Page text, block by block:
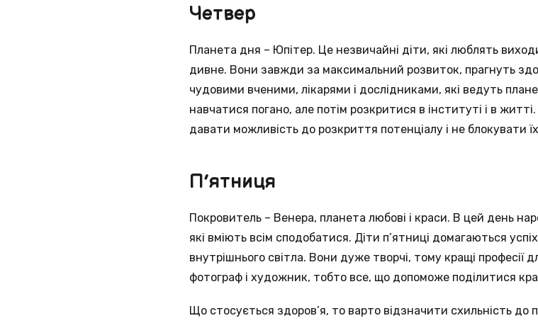
Четвер
Планета дня – Юпітер. Це незвичайні діти, які люблять
дивне. Вони завжди за максимальний розвиток, прагнуть
чудовими вченими, лікарями і дослідниками, які ведуть
навчатися погано, але потім розкритися в інституті і в
давати можливість до розкриття потенціалу і не блокувати
П’ятниця
Покровитель – Венера, планета любові і краси. В цей день
які вміють всім сподобатися. Діти п’ятниці домагаються
внутрішнього світла. Вони дуже творчі, тому кращі
фотограф і художник, тобто все, що допоможе поділитися
Що стосується здоров’я, то варто відзначити схильність до